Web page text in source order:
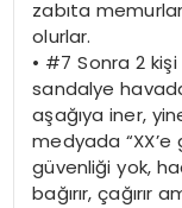
zabıta
olurlar.
• #7 Sonra 2 kişi
sandalye
aşağıya iner,
medyada
güvenliği yok,
bağırır, çağırır